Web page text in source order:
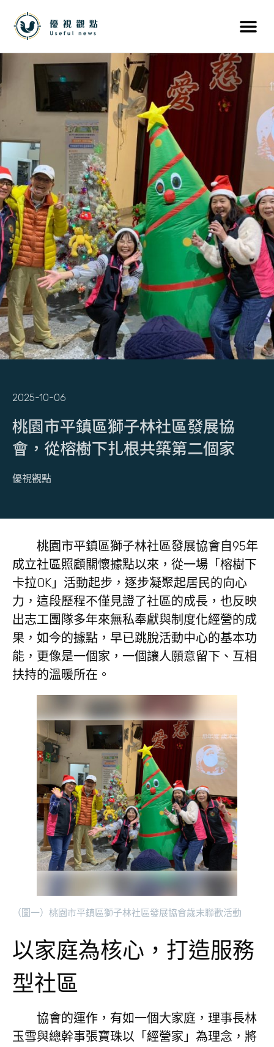
2025-10-06
桃園市平鎮區獅子林社區發展協
會，從榕樹下扎根共築第二個家
優視觀點
桃園市平鎮區獅子林社區發展協會自95年
成立社區照顧關懷據點以來，從一場「榕樹下
卡拉OK」活動起步，逐步凝聚起居民的向心
力，這段歷程不僅見證了社區的成長，也反映
出志工團隊多年來無私奉獻與制度化經營的成
果，如今的據點，早已跳脫活動中心的基本功
能，更像是一個家，一個讓人願意留下、互相
扶持的溫暖所在。
（圖一）桃園市平鎮區獅子林社區發展協會歲末聯歡活動
以家庭為核心，打造服務
型社區
協會的運作，有如一個大家庭，理事長林
玉雪與總幹事張寶珠以「經營家」為理念，將